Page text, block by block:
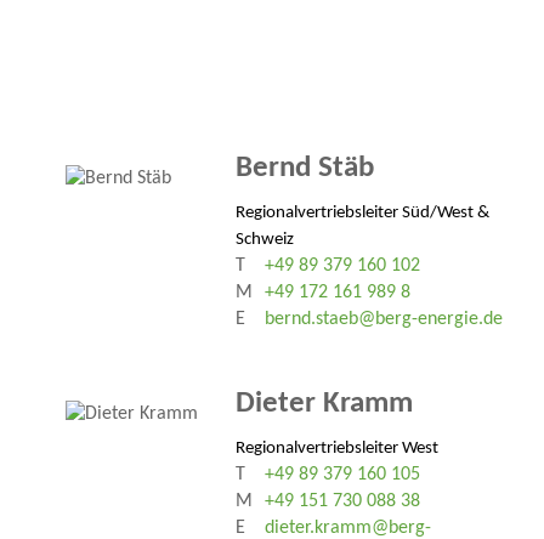
Bernd Stäb
Regionalvertriebsleiter Süd/West &
Schweiz
+49 89 379 160 102
M
+49 172 161 989 8
E
bernd.staeb@berg-energie.de
Dieter Kramm
Regionalvertriebsleiter West
+49 89 379 160 105
M
+49 151 730 088 38
E
dieter.kramm@berg-